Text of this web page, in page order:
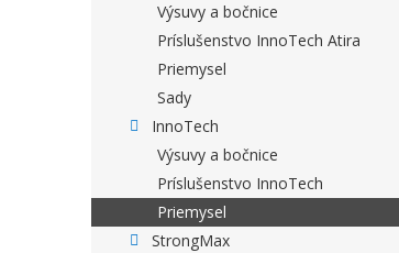
Výsuvy a bočnice
Príslušenstvo InnoTech Atira
Priemysel
Sady
InnoTech
Výsuvy a bočnice
Príslušenstvo InnoTech
Priemysel
StrongMax